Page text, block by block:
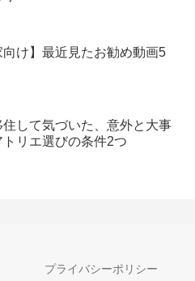
向け】最近見たお勧め動画5
住して気づいた、意外と大事
トリエ選びの条件2つ
プライバシーポリシー